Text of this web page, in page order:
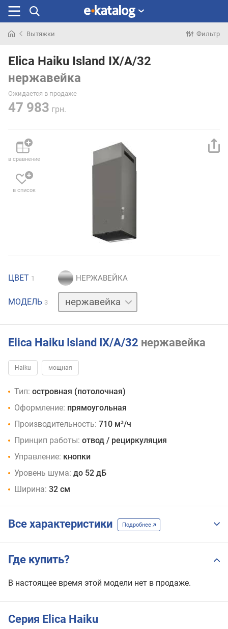
раньше
Вытяжки Фильтр
Elica Haiku Island IX/A/32
нержавейка
Ожидается в продаже
47 983 грн.
в сравнение
в список
ЦВЕТ 1
МОДЕЛЬ 3
белый
черный
Elica Haiku Island IX/A/32 нержавейка
Haiku мощная
Тип: островная (потолочная)
Оформление: прямоугольная
Производительность: 710 м³/ч
Принцип работы: отвод / рециркуляция
Управление: кнопки
Уровень шума: до 52 дБ
Ширина: 32 см
Все характеристики Подробнее
Где купить?
В настоящее время этой модели нет в продаже.
Серия Elica Haiku